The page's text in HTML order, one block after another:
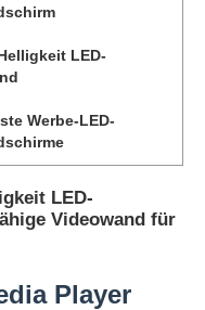
LED-
Werbe-LED-
LED-
Videowand für
Player